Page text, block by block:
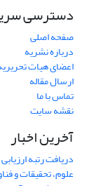
دسترسی
صفحه اصلی
درباره نشریه
اعضای هیات
ارسال مقاله
تماس با ما
نقشه سایت
آخرین اخبار
علوم، تحقیقات و